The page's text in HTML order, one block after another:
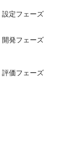
設定フェーズ
開発フェーズ
評価フェーズ